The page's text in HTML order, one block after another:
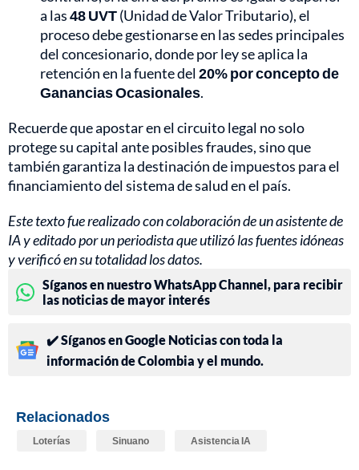
a las48 UVT(Unidad de Valor Tributario), el
proceso debe gestionarse en las sedes principales
del concesionario, donde por ley se aplica la
retención en la fuente del20% por concepto de
Ganancias Ocasionales.
Recuerde que apostar en el circuito legal no solo
protege su capital ante posibles fraudes, sino que
también garantiza la destinación de impuestos para el
financiamiento del sistema de salud en el país.
Este texto fue realizado con colaboración de un asistente de
IA y editado por un periodista que utilizó las fuentes idóneas
y verificó en su totalidad los datos.
Síganos en nuestro WhatsApp Channel, para recibir
las noticias de mayor interés
✔️ Síganos en Google Noticias con toda la
información de Colombia y el mundo.
Relacionados
Loterías Sinuano Asistencia IA